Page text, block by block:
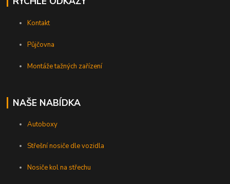
Kontakt
Půjčovna
Montáže tažných zařízení
NAŠE NABÍDKA
Autoboxy
Střešní nosiče dle vozidla
Nosiče kol na střechu